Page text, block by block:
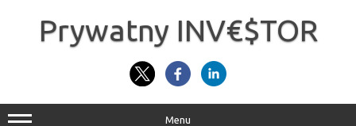
Prywatny INV€$TOR
Menu